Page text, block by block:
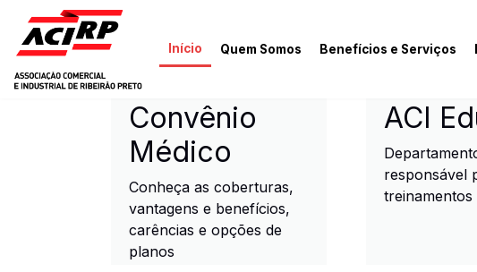
Pular para o conteúdo principal
Início Quem Somos Benefícios e Serviços
ACIRP - Associação
Convênio
Médico
Conheça as coberturas,
vantagens e benefícios,
carências e opções de
planos
ACI
responsável
treinamentos